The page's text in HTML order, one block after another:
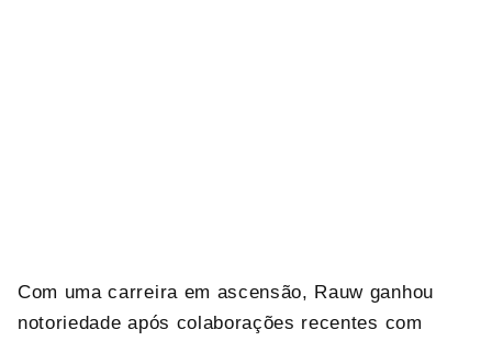
Com uma carreira em ascensão, Rauw ganhou
notoriedade após colaborações recentes com